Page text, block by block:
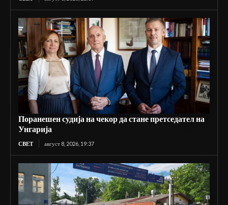
Поранешен судија на чекор да стане претседател на
Унгарија
СВЕТ август 8, 2026, 19:37